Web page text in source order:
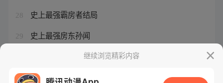
28 史上最强霸房者结局
29 史上最强房东孙闻
全知读者视角44继续浏览精彩内容